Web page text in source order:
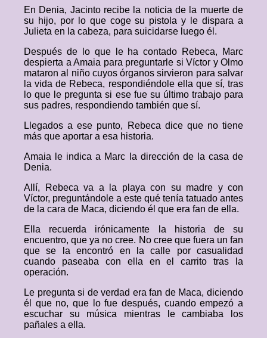
En Denia, Jacinto recibe la noticia de la muerte de
su hijo, por lo que coge su pistola y le dispara a
Julieta en la cabeza, para suicidarse luego él.
Después de lo que le ha contado Rebeca, Marc
despierta a Amaia para preguntarle si Víctor y Olmo
mataron al niño cuyos órganos sirvieron para salvar
la vida de Rebeca, respondiéndole ella que sí, tras
lo que le pregunta si ese fue su último trabajo para
sus padres, respondiendo también que sí.
Llegados a ese punto, Rebeca dice que no tiene
más que aportar a esa historia.
Amaia le indica a Marc la dirección de la casa de
Denia.
Allí, Rebeca va a la playa con su madre y con
Víctor, preguntándole a este qué tenía tatuado antes
de la cara de Maca, diciendo él que era fan de ella.
Ella recuerda irónicamente la historia de su
encuentro, que ya no cree. No cree que fuera un fan
que se la encontró en la calle por casualidad
cuando paseaba con ella en el carrito tras la
operación.
Le pregunta si de verdad era fan de Maca, diciendo
él que no, que lo fue después, cuando empezó a
escuchar su música mientras le cambiaba los
pañales a ella.